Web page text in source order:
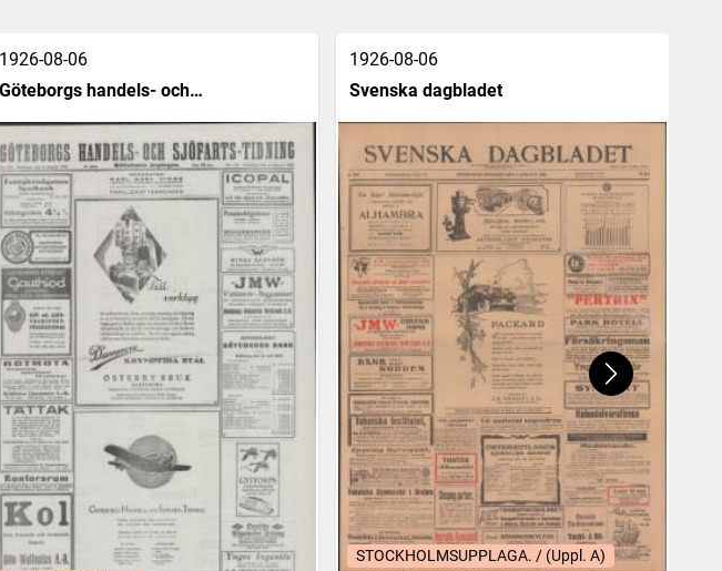
1926-08-06
Göteborgs handels- och
sjöfartstidning (1832)
1926-08-06
Svenska dagbladet
STOCKHOLMSUPPLAGA. / (Uppl. A)